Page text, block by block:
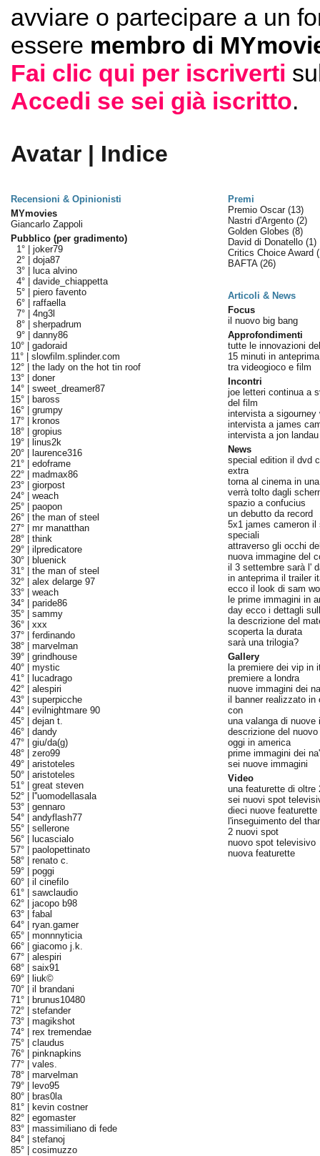
avviare o partecipare a un
essere membro di
Fai clic qui per iscriverti
Accedi se sei già iscritto.
Avatar | Indice
Recensioni & Opinionisti
Premi
MYmovies
Giancarlo Zappoli
Pubblico (per gradimento)
1° | joker79
2° | doja87
3° |
luca alvino
4° | davide_chiappetta
5° | piero favento
6° | raffaella
7° | 4ng3l
8° | sherpadrum
9° | danny86
10° | gadoraid
11° | slowfilm.splinder.com
12° | the lady on the hot tin roof
13° | doner
14° | sweet_dreamer87
15° |
baross
16° | grumpy
17° |
kronos
18° | gropius
19° |
linus2k
20° |
laurence316
21° | edoframe
22° | madmax86
23° | giorpost
24° | weach
25° | paopon
26° | the man of steel
27° | mr manatthan
28° | think
29° | ilpredicatore
30° |
bluenick
31° | the man of steel
32° | alex delarge 97
33° | weach
34° | paride86
35° | sammy
36° | xxx
37° | ferdinando
38° | marvelman
39° | grindhouse
40° | mystic
41° |
lucadrago
42° | alespiri
43° | superpicche
44° | evilnightmare 90
45° | dejan t.
46° | dandy
47° | giu/da(g)
48° | zero99
49° | aristoteles
50° | aristoteles
51° | great steven
52° |
l''uomodellasala
53° | gennaro
54° | andyflash77
55° | sellerone
56° |
lucascialo
57° | paolopettinato
58° | renato c.
59° | poggi
60° | il cinefilo
61° | sawclaudio
62° | jacopo b98
63° | fabal
64° | ryan.gamer
65° | monnnyticia
66° | giacomo j.k.
67° | alespiri
68° | saix91
69° |
liuk©
70° | il brandani
71° |
brunus10480
72° | stefander
73° | magikshot
74° | rex tremendae
75° | claudus
76° | pinknapkins
77° | vales.
78° | marvelman
79° |
levo95
80° |
bras0la
81° |
kevin costner
82° | egomaster
83° | massimiliano di fede
84° | stefanoj
85° | cosimuzzo
Premio Oscar (13)
Nastri d'Argento (2)
Golden Globes (8)
David di Donatello (1)
Critics Choice Award
BAFTA (26)
Articoli & News
Focus
il nuovo big bang
Approfondimenti
tutte le innovazioni
15 minuti in anteprima
tra videogioco e film
Incontri
joe letteri continua a
del film
intervista a sigourney
intervista a james
intervista a jon landau
News
special edition il dvd
extra
torna al cinema in
verrà tolto dagli
spazio a confucius
un debutto da record
5x1 james cameron il
speciali
attraverso gli occhi
nuova immagine del
il 3 settembre sarà l'
in anteprima il trailer
ecco il look di sam
le prime immagini in
day ecco i dettagli
la descrizione del
scoperta la durata
sarà una trilogia?
Gallery
la premiere dei vip in
premiere a londra
nuove immagini dei
il banner realizzato in
con
una valanga di nuove
descrizione del
oggi in america
prime immagini dei
sei nuove immagini
Video
una featurette di oltre
sei nuovi spot
dieci nuove featurette
l'inseguimento del
2 nuovi spot
nuovo spot televisivo
nuova featurette